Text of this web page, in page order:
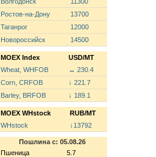
Ростов-на-Дону
13700
Таганрог
12000
Новороссийск
14500
MOEX Index
USD/MT
Wheat, WHFOB
↔ 230.4
Corn, CRFOB
↓ 221.7
Barley, BRFOB
↓ 189.1
MOEX WHstock
RUB/MT
WHstock
↓13792
Пошлина с: 05.08.26
Пшеница
5.7